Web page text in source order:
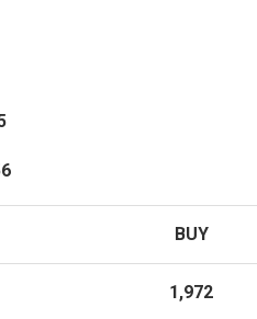
BUY
1,972